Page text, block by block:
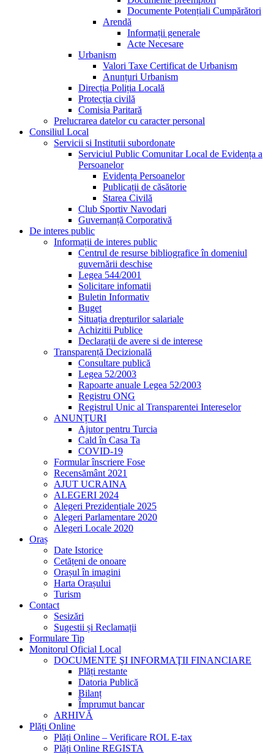
Documente Potențiali Cumpărători
Arendă
Informații generale
Acte Necesare
Urbanism
Valori Taxe Certificat de Urbanism
Anunțuri Urbanism
Direcția Poliția Locală
Protecția civilă
Comisia Paritară
Prelucrarea datelor cu caracter personal
Consiliul Local
Servicii si Institutii subordonate
Serviciul Public Comunitar Local de Evidența a
Persoanelor
Evidența Persoanelor
Publicații de căsătorie
Starea Civilă
Club Sportiv Navodari
Guvernanță Corporativă
De interes public
Informații de interes public
Centrul de resurse bibliografice în domeniul
guvernării deschise
Legea 544/2001
Solicitare infomatii
Buletin Informativ
Buget
Situația drepturilor salariale
Achizitii Publice
Declarații de avere si de interese
Transparență Decizională
Consultare publică
Legea 52/2003
Rapoarte anuale Legea 52/2003
Registru ONG
Registrul Unic al Transparentei Intereselor
ANUNȚURI
Ajutor pentru Turcia
Cald în Casa Ta
COVID-19
Formular înscriere Fose
Recensământ 2021
AJUT UCRAINA
ALEGERI 2024
Alegeri Prezidențiale 2025
Alegeri Parlamentare 2020
Alegeri Locale 2020
Oraș
Date Istorice
Cetățeni de onoare
Orașul în imagini
Harta Orașului
Turism
Contact
Sesizări
Sugestii și Reclamații
Formulare Tip
Monitorul Oficial Local
DOCUMENTE ŞI INFORMAŢII FINANCIARE
Plăți restante
Datoria Publică
Bilanț
Împrumut bancar
ARHIVĂ
Plăți Online
Plăți Online – Verificare ROL E-tax
Plăți Online REGISTA